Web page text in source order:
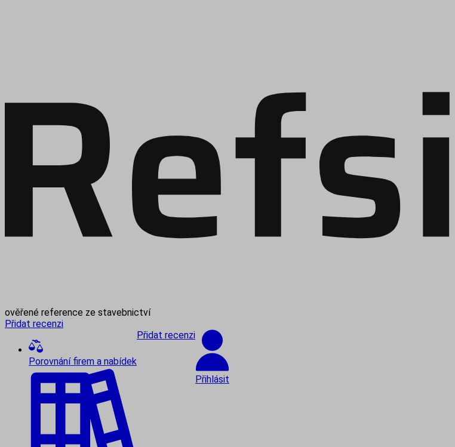
ověřené reference ze stavebnictví
Přidat recenzi
Porovnání firem a nabídek
Přidat recenzi
Přihlásit